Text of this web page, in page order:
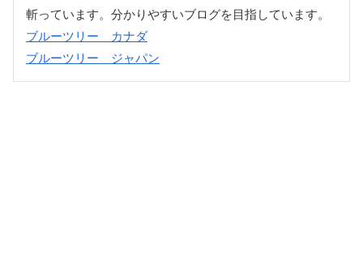
斬っています。分かりやすいブログを目指しています。
ブルーツリー カナダ
ブルーツリー ジャパン